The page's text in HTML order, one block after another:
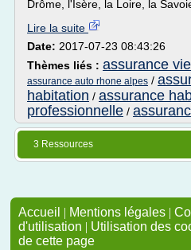
Drôme, l'Isère, la Loire, la
Lire la suite
Date: 2017-07-23 08:43:26
Thèmes liés : assurance
assurance auto rhone alpes /
habitation / assurance
professionnelle /
3 Ressources
Accueil | Mentions légales |
d'utilisation | Utilisation des
de cette page